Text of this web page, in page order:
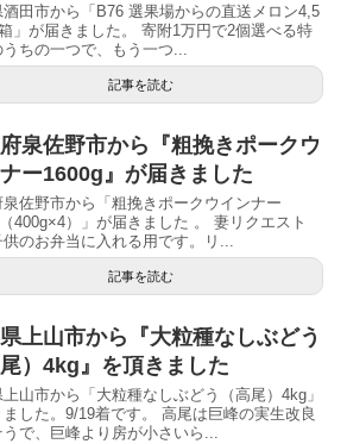
酒田市から「B76 選果場からの直送メロン4,5
」が届きました。 寄附1万円で2個選べる特
ちの一つで、もう一つ...
記事を読む
泉佐野市から『粗挽きポークウ
ー1600g』が届きました
泉佐野市から「粗挽きポークウインナー
400g×4）」が届きました 。 妻リクエスト
のお弁当に入れる用です。リ...
記事を読む
上山市から『大粒種なしぶどう
尾）4kg』を頂きました
上山市から「大粒種なしぶどう（高尾）4kg」
ました。9/19着です。 高尾は巨峰の実生改良
で、巨峰より房が小さいら...